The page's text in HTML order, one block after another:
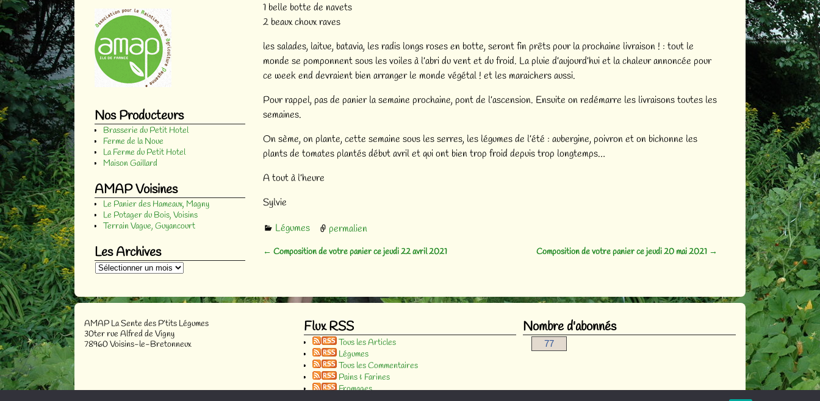
1 belle botte de navets
2 beaux choux raves
les salades, laitue, batavia, les radis longs roses en botte, seront fin prêts pour la prochaine livraison ! : tout le
monde se pomponnent sous les voiles à l’abri du vent et du froid. La pluie d’aujourd’hui et la chaleur annoncée pour
ce week end devraient bien arranger le monde végétal ! et les maraichers aussi.
Pour rappel, pas de panier la semaine prochaine, pont de l’ascension. Ensuite on redémarre les livraisons toutes les
semaines.
On sème, on plante, cette semaine sous les serres, les légumes de l’été : aubergine, poivron et on bichonne les
plants de tomates plantés début avril et qui ont bien trop froid depuis trop longtemps…
A tout à l’heure
Sylvie
Légumes permalien
← Composition de votre panier ce jeudi 22 avril 2021 Composition de votre panier ce jeudi 20 mai 2021 →
Nos Producteurs
Brasserie du Petit Hotel
Ferme de la Noue
La Ferme du Petit Hotel
Maison Gaillard
AMAP Voisines
Le Panier des Hameaux, Magny
Le Potager du Bois, Voisins
Terrain Vague, Guyancourt
Les Archives
AMAP La Sente des P’tits Légumes
30ter rue Alfred de Vigny
78960 Voisins-le-Bretonneux
Flux RSS
Tous les Articles
Légumes
Tous les Commentaires
Pains & Farines
Fromages
Nombre d'abonnés
77